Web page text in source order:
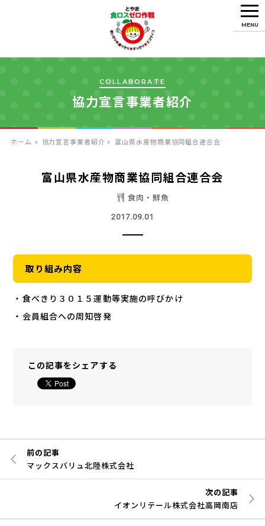
MENU
COLLABORATE
協力宣言事業者紹介
ホーム 協力宣言事業者紹介 富山県水産物商業協同組合連合会
富山県水産物商業協同組合連合会
食肉・鮮魚
2017.09.01
取り組み内容
・食べきり３０１５運動等実施の呼びかけ
・会員組合への周知啓発
この記事をシェアする
前の記事
マックスバリュ北陸株式会社
次の記事
イオンリテール株式会社高岡南店